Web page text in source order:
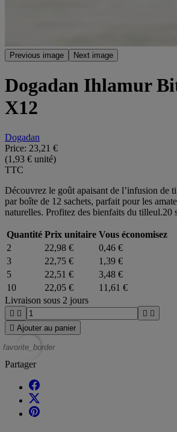
Previous image Next image
Dogadan Ihlamur
X12
Dogadan
Price: 23,21 €
(1,93 € unité)
TTC
Découvrez le goût apaisant de l’infusion de
par boîte de 12 sachets, parfait pour les
naturelles. Profitez des bienfaits du tilleul.20
Quantité Prix unitaire Vous économisez
2
22,98 €
0,46 €
3
22,75 €
1,39 €
5
22,51 €
3,48 €
10
22,05 €
11,61 €
Livraison sous 2 jours
   
 Ajouter au panier
favorite_border
Partager